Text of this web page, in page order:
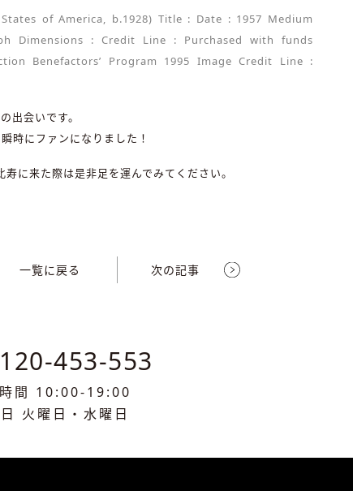
of America, b.1928) Title : Date : 1957 Medium
Dimensions : Credit Line : Purchased with funds
Benefactors’ Program 1995 Image Credit Line :
出会いです。
時にファンになりました！
に来た際は是非足を運んでみてください。
一覧に戻る 次の記事
453-553
間 10:00-19:00
火曜日・水曜日